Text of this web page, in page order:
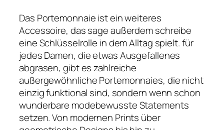
Das Portemonnaie ist ein weiteres
Accessoire, das sage außerdem schreibe
eine Schlüsselrolle in dem Alltag spielt. für
jedes Damen, die etwas Ausgefallenes
abgrasen, gibt es zahlreiche
außergewöhnliche Portemonnaies, die nicht
einzig funktional sind, sondern wenn schon
wunderbare modebewusste Statements
setzen. Von modernen Prints über